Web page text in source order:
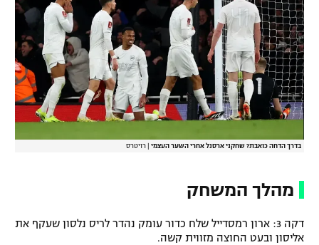
בדרך הדחה כואבת? שחקני ארסנל אחרי השער העצמי רויטרס
מהלך המשחק
דקה 3: ארון רמסדייל שלח כדור עומק נהדר לריס נלסון שעקף את
אליסון ובעט החוצה מזווית קשה.